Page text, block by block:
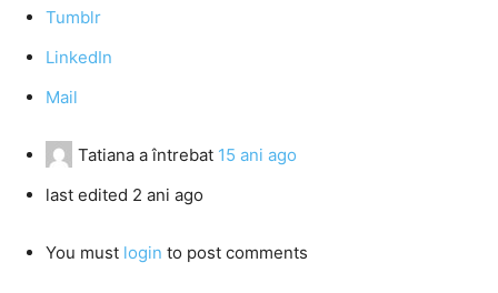
Tumblr
LinkedIn
Mail
Tatiana a întrebat 15 ani ago
last edited 2 ani ago
You must login to post comments